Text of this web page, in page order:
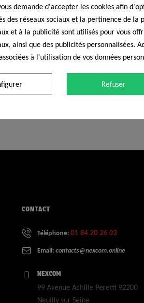
Transmetteur de
pression turbo
A0005450427
In Stock
29,40 €
CONTACT
Téléphone: 01 84 20 26 03
Email: contacts@nexcom.online
NEXCOM
99 Avenue Achille Peretti 92200
Neuilly sur Seine
demande d'accepter les cookies afin
des réseaux sociaux et la pertinence de la
et à la publicité sont utilisés pour vous
ainsi que des publicités personnalisées.
à l'utilisation de vos données
Refuser